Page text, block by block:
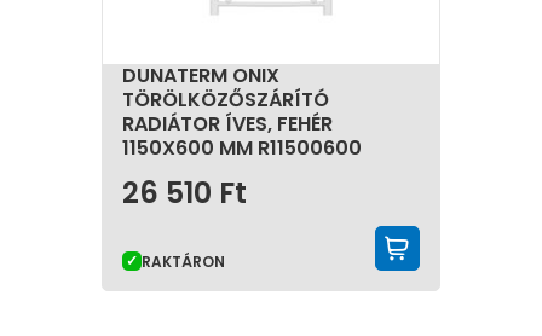
DUNATERM ONIX
TÖRÖLKÖZŐSZÁRÍTÓ
RADIÁTOR ÍVES, FEHÉR
1150X600 MM R11500600
26 510 Ft
RAKTÁRON